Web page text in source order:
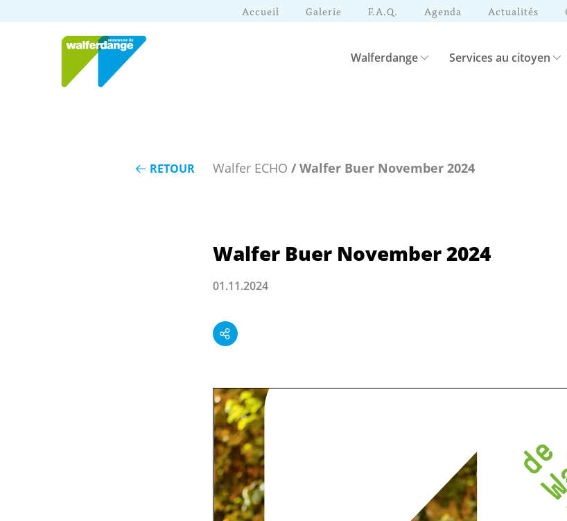
Accueil Galerie F.A.Q. Agenda Actualités
Walferdange Services au citoyen
RETOUR Walfer ECHO / Walfer Buer November 2024
Walfer Buer November 2024
01.11.2024